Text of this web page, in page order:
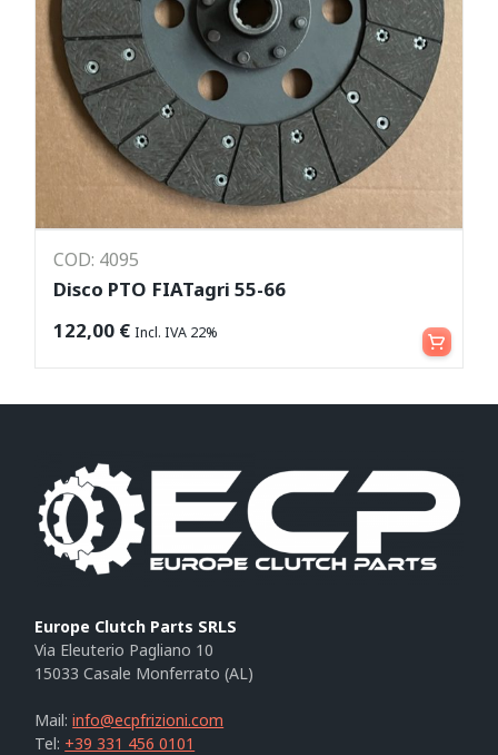
COD: 4095
Disco PTO FIATagri 55-66
122,00 € Incl. IVA 22% Aggiungi al carrello
Europe Clutch Parts SRLS
Via Eleuterio Pagliano 10
15033 Casale Monferrato (AL)
Mail:info@ecpfrizioni.com
Tel: +39 331 456 0101